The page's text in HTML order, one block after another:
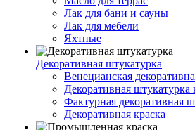
Лак для бани и сауны
Лак для мебели
Яхтные
Декоративная штукатурка
Венецианская
Декоративная штукатурка
Фактурная декоративная
Декоративная краска